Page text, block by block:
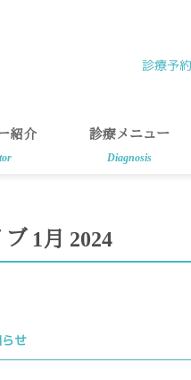
診療予約
紹介 診療メニュー
Diagnosis
1月 2024
せ